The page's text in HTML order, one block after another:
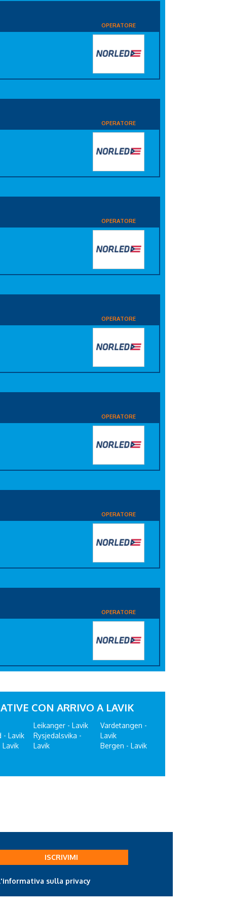
OPERATORE
OPERATORE
OPERATORE
OPERATORE
OPERATORE
OPERATORE
OPERATORE
CON ARRIVO A LAVIK
- Lavik
Lavik
Leikanger - Lavik
Rysjedalsvika -
Lavik
Vardetangen -
Lavik
Bergen - Lavik
ISCRIVIMI
sulla privacy